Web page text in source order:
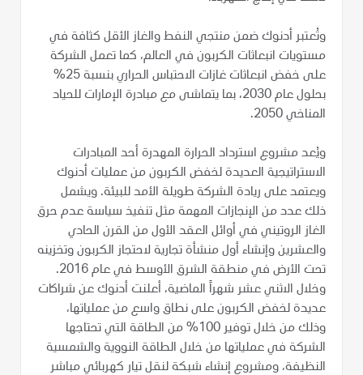
وتُعتبر أدنوك ضمن منتجي النفط والغاز الأقل كثافة في
مستويات انبعاثات الكربون في العالم، كما تعمل الشركة
على خفض انبعاثات غازات الاحتباس الحراري بنسبة 25%
بحلول عام 2030، بما يتماشى مع مبادرة الإمارات للحياد
المناخي 2050.
ويُعد مشروع استرداد الحرارة المهدرة أحد المبادرات
الاستراتيجية العديدة لخفض الكربون من عمليات أدنوك
ويعتمد على ريادة الشركة طويلة الأمد للبيئة. ويشمل
ذلك عدد من الإنجازات المهمة مثل تنفيذ سياسة عدم حرق
الغاز الروتيني في أوائل العقد الأول من القرن الحادي
والعشرين وإنشاء أول منشأة تجارية لاحتجاز الكربون وتخزينه
تحت الأرض في منطقة الشرق الأوسط في عام 2016.
وخلال الاثني عشر شهراً الماضية، أعلنت أدنوك عن شراكات
عديدة لخفض الكربون على نطاق واسع من عملياتها،
وذلك من خلال توفير 100% من الطاقة التي تحتاجها
الشركة في عملياتها من خلال الطاقة النووية والشمسية
النظيفة، ومشروع إنشاء شبكة لنقل تيار كهربائي مباشر